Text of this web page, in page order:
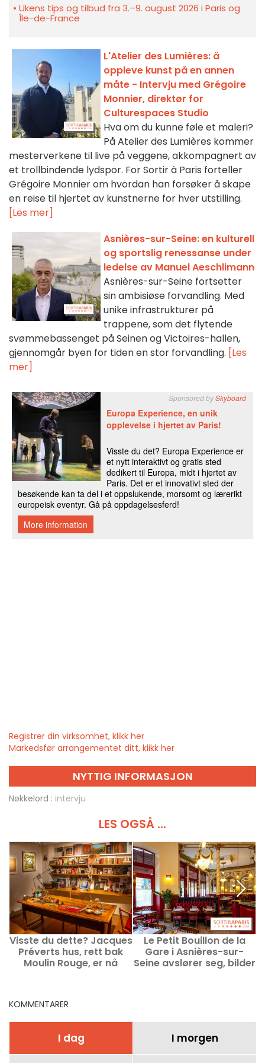
Ukens tips og tilbud fra 3.–9. august 2026 i Paris og
Île-de-France
L'Atelier des Lumières: å
oppleve kunst på en annen
måte - Intervju med Grégoire
Monnier, direktør for
Culturespaces Studio
Hva om du kunne føle et maleri?
På Atelier des Lumières kommer
mesterverkene til live på veggene, akkompagnert av
et trollbindende lydspor. For Sortir à Paris forteller
Grégoire Monnier om hvordan han forsøker å skape
en reise til hjertet av kunstnerne for hver utstilling.
[Les mer]
Asnières-sur-Seine: en kulturell
og sportslig renessanse under
ledelse av Manuel Aeschlimann
Asnières-sur-Seine fortsetter
sin ambisiøse forvandling. Med
unike infrastrukturer på
trappene, som det flytende
svømmebassenget på Seinen og Victoires-hallen,
gjennomgår byen for tiden en stor forvandling. [Les
mer]
Registrer din virksomhet, klikk her
Markedsfør arrangementet ditt, klikk her
NYTTIG INFORMASJON
Nøkkelord : intervju
LES OGSÅ ...
Visste du dette? Jacques
Préverts hus, rett bak
Moulin Rouge, er nå
Le Petit Bouillon de la
Gare i Asnières-sur-
Seine avslører seg, bilder
KOMMENTARER
I dag I morgen